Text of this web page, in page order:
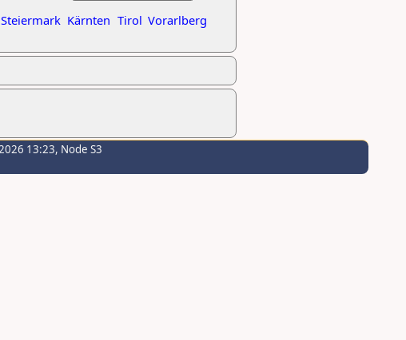
Steiermark Kärnten Tirol Vorarlberg
13:23, Node S3